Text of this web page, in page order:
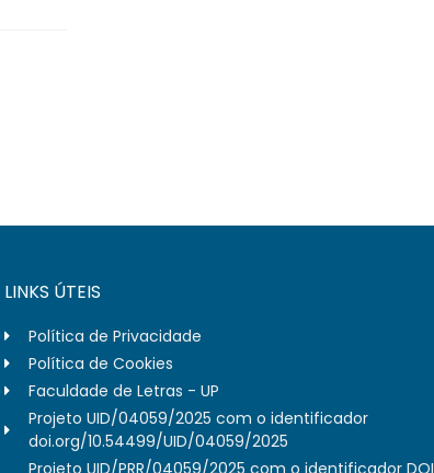
LINKS ÚTEIS
Política de Privacidade
Política de Cookies
Faculdade de Letras - UP
Projeto UID/04059/2025 com o identificador
doi.org/10.54499/UID/04059/2025
Projeto UID/PRR/04059/2025 com o identificador DOI